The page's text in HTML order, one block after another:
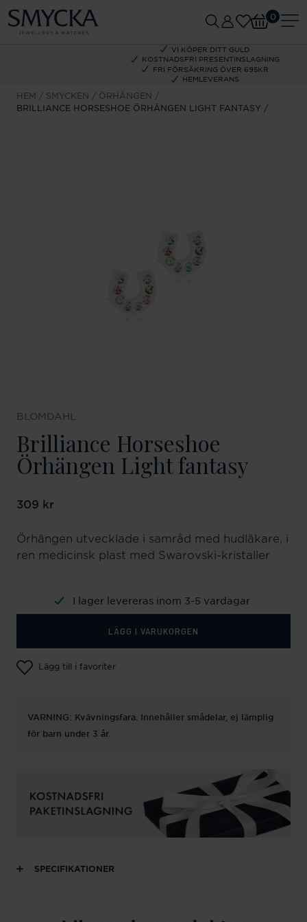
VI KÖPER DITT GULD
KOSTNADSFRI PRESENTINSLAGNING
FRI FÖRSÄKRING ÖVER 695KR
HEMLEVERANS
0
HEM SMYCKEN
ÖRHÄNGEN
BRILLIANCE HORSESHOE ÖRHÄNGEN LIGHT FANTASY
BLOMDAHL
Brilliance Horseshoe
Örhängen Light fantasy
Pris:309 kr
309 kr
Örhängen utvecklade i samråd med hudläkare, i
ren medicinsk plast med Swarovski-kristaller
I lager levereras inom 3-5 vardagar
LÄGG I VARUKORGEN
Lägg till i favoriter
VARNING: Kvävningsfara. Innehåller smådelar, ej lämplig
för barn under 3 år.
SPECIFIKATIONER